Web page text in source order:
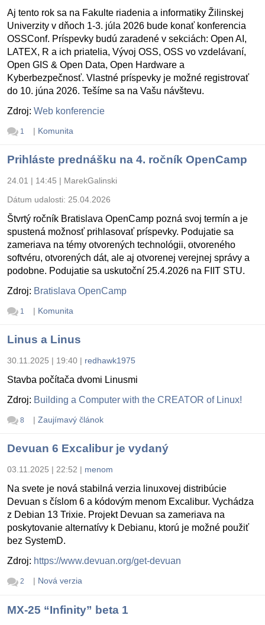
Aj tento rok sa na Fakulte riadenia a informatiky Žilinskej
Univerzity v dňoch 1-3. júla 2026 bude konať konferencia
OSSConf. Príspevky budú zaradené v sekciách: Open AI,
LATEX, R a ich priatelia, Vývoj OSS, OSS vo vzdelávaní,
Open GIS & Open Data, Open Hardware a
Kyberbezpečnosť. Vlastné príspevky je možné registrovať
do 10. júna 2026. Tešíme sa na Vašu návštevu.
Zdroj: Web konferencie
1 | Komunita
Prihláste prednášku na 4. ročník OpenCamp
24.01 | 14:45 | MarekGalinski
Dátum udalosti: 25.04.2026
Štvrtý ročník Bratislava OpenCamp pozná svoj termín a je
spustená možnosť prihlasovať príspevky. Podujatie sa
zameriava na témy otvorených technológii, otvoreného
softvéru, otvorených dát, ale aj otvorenej verejnej správy a
podobne. Podujatie sa uskutoční 25.4.2026 na FIIT STU.
Zdroj: Bratislava OpenCamp
1 | Komunita
Linus a Linus
30.11.2025 | 19:40 | redhawk1975
Stavba počítača dvomi Linusmi
Zdroj: Building a Computer with the CREATOR of Linux!
8 | Zaujímavý článok
Devuan 6 Excalibur je vydaný
03.11.2025 | 22:52 | menom
Na svete je nová stabilná verzia linuxovej distribúcie
Devuan s číslom 6 a kódovým menom Excalibur. Vychádza
z Debian 13 Trixie. Projekt Devuan sa zameriava na
poskytovanie alternatívy k Debianu, ktorú je možné použiť
bez SystemD.
Zdroj: https://www.devuan.org/get-devuan
2 | Nová verzia
MX-25 “Infinity” beta 1